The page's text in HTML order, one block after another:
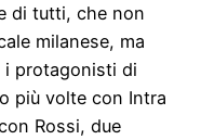
di tutti, che non
milanese, ma
i protagonisti di
più volte con Intra
Rossi, due